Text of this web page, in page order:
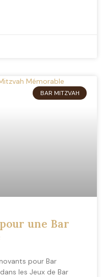
BAR MITZVAH
une Bar
pour Bar
les Jeux de Bar